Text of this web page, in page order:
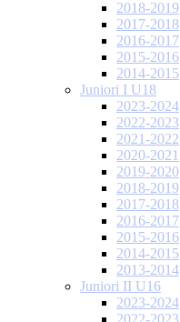
2018-2019
2017-2018
2016-2017
2015-2016
2014-2015
Juniori I U18
2023-2024
2022-2023
2021-2022
2020-2021
2019-2020
2018-2019
2017-2018
2016-2017
2015-2016
2014-2015
2013-2014
Juniori II U16
2023-2024
2022-2023